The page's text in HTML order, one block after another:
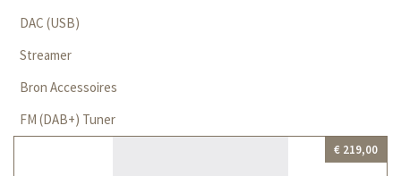
DAC (USB)
Streamer
Bron Accessoires
FM (DAB+) Tuner
€ 219,00